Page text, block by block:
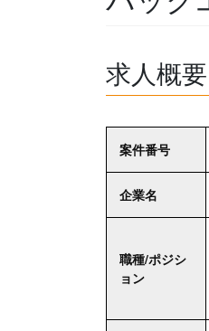
求人概要
案件番号
企業名
職種/ポジシ
ョン